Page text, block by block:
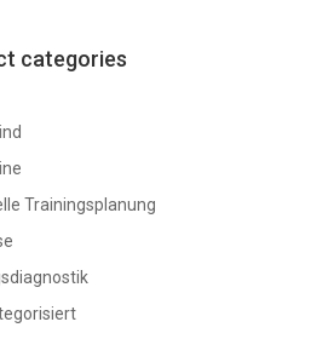
categories
Trainingsplanung